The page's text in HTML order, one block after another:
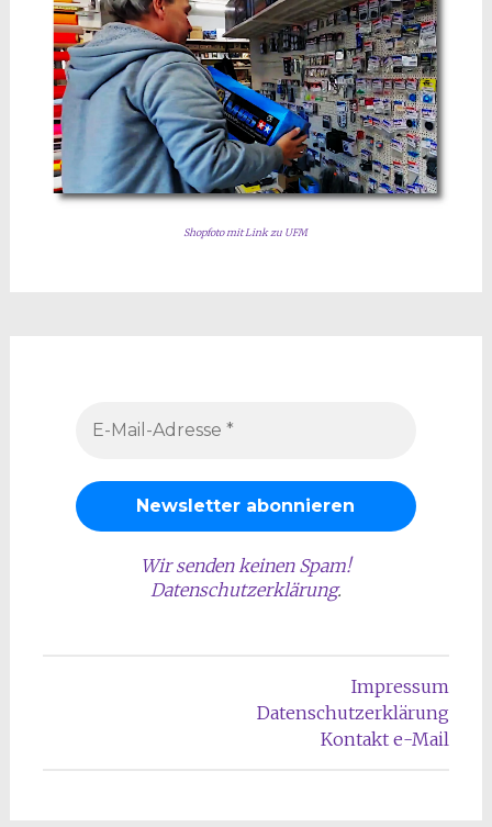
Shopfoto mit Link zu UFM
Wir senden keinen Spam!
Datenschutzerklärung.
Impressum
Datenschutzerklärung
Kontakt e-Mail